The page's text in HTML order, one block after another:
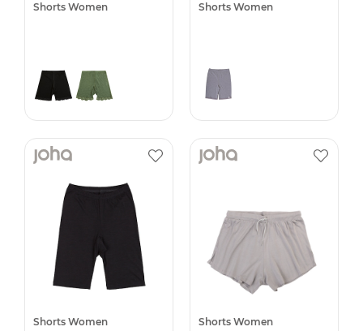
Shorts Women Shorts Women
Shorts Women Shorts Women